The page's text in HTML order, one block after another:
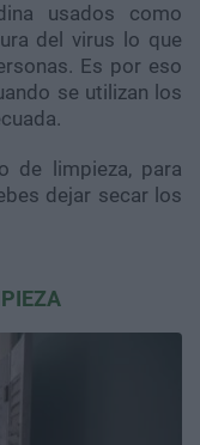
usados como
del virus lo que
Es por eso
se utilizan los
de limpieza, para
dejar secar los